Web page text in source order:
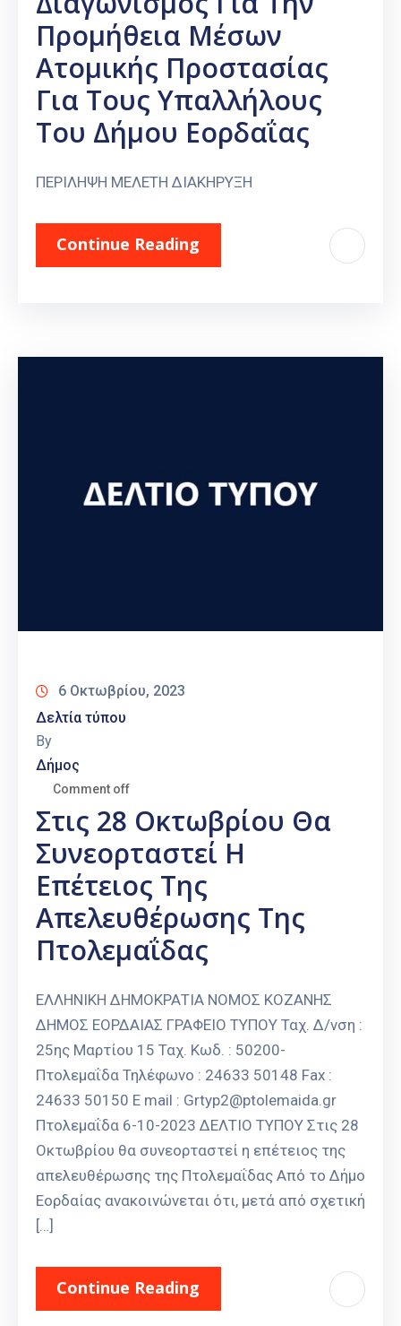
Προμήθεια Μέσων
Ατομικής Προστασίας
Για Τους Υπαλλήλους
Του Δήμου Εορδαΐας
ΠΕΡΙΛΗΨΗ ΜΕΛΕΤΗ ΔΙΑΚΗΡΥΞΗ
Continue Reading
6 Οκτωβρίου, 2023
Δελτία τύπου
By
Δήμος
Comment off
Στις 28 Οκτωβρίου Θα
Συνεορταστεί Η
Επέτειος Της
Απελευθέρωσης Της
Πτολεμαΐδας
ΕΛΛΗΝΙΚΗ ΔΗΜΟΚΡΑΤΙΑ ΝΟΜΟΣ ΚΟΖΑΝΗΣ
ΔΗΜΟΣ ΕΟΡΔΑΙΑΣ ΓΡΑΦΕΙΟ ΤΥΠΟΥ Ταχ. Δ/νση :
25ης Μαρτίου 15 Ταχ. Κωδ. : 50200-
Πτολεμαΐδα Τηλέφωνο : 24633 50148 Fax :
24633 50150 E mail : Grtyp2@ptolemaida.gr
Πτολεμαΐδα 6-10-2023 ΔΕΛΤΙΟ ΤΥΠΟΥ Στις 28
Οκτωβρίου θα συνεορταστεί η επέτειος της
απελευθέρωσης της Πτολεμαΐδας Από το Δήμο
Εορδαίας ανακοινώνεται ότι, μετά από σχετική
[…]
Continue Reading